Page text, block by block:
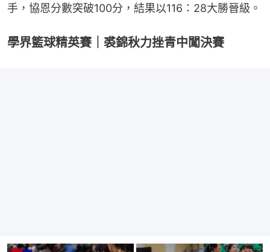
手，協恩分數突破100分，結果以116：28大勝晉級。
學界籃球精英賽｜裘錦秋力挫青中闖決賽